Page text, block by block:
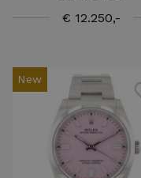
€ 12.250,-
New